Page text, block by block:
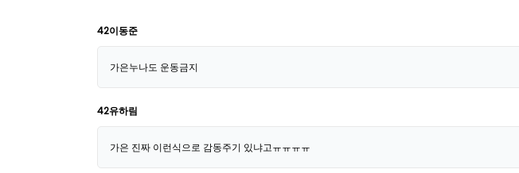
42이동준
가은누나도 운동금지
42유하림
가은 진짜 이런식으로 감동주기 있냐고ㅠㅠㅠㅠ